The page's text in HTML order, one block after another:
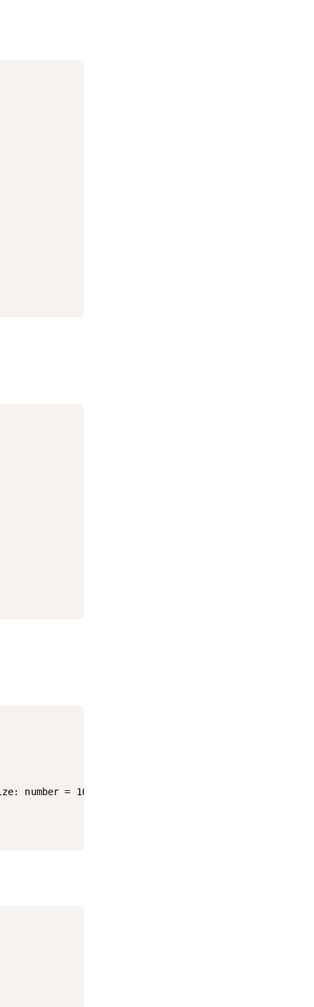
number = 10) {